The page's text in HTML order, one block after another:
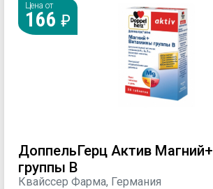
Цена от
166
ДоппельГерц Актив
группы В
Квайссер Фарма, Германия